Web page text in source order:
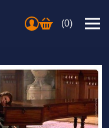
(0)